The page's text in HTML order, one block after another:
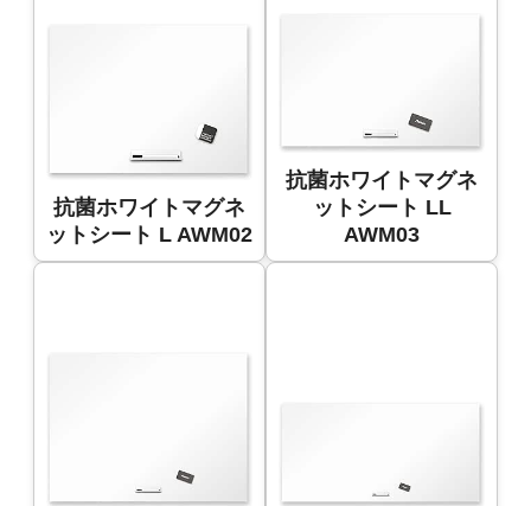
抗菌ホワイトマグネ
ットシート L AWM02
抗菌ホワイトマグネ
ットシート LL
AWM03